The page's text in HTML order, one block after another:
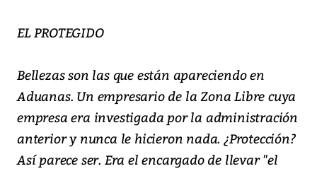
EL PROTEGIDO
Bellezas son las que están apareciendo en
Aduanas. Un empresario de la Zona Libre cuya
empresa era investigada por la administración
anterior y nunca le hicieron nada. ¿Protección?
Así parece ser. Era el encargado de llevar "el